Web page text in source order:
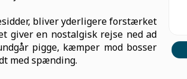
bliver yderligere forstærket
giver en nostalgisk rejse ned ad
pigge, kæmper mod bosser
med spænding.